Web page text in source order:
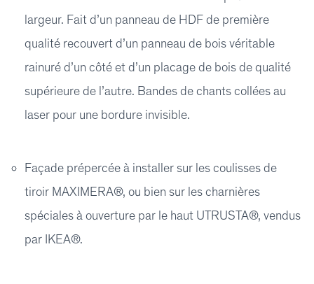
largeur. Fait d’un panneau de HDF de première
qualité recouvert d’un panneau de bois véritable
rainuré d’un côté et d’un placage de bois de qualité
supérieure de l’autre. Bandes de chants collées au
laser pour une bordure invisible.
Façade prépercée à installer sur les coulisses de
tiroir MAXIMERA®, ou bien sur les charnières
spéciales à ouverture par le haut UTRUSTA®, vendus
par IKEA®.